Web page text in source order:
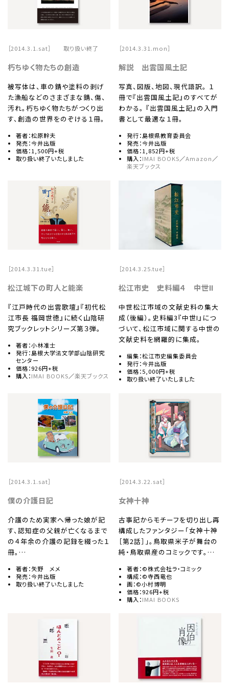
［2014.3.1.sat］ 取り扱い終了
朽ちゆく物たちの創造
被写体は、車の錆や塗料の剥げ
た漁船などのさまざまな錆、傷、
汚れ。朽ちゆく物たちがつくり出
す、創造の世界をのぞける１冊。
著者：松原幹夫
発売：今井出版
価格：1,500円+税
取り扱い終了いたしました
［2014.3.31.mon］
解説 出雲国風土記
写真、図版、地図、現代語訳。 １
冊で『出雲国風土記』のすべてが
わかる。 『出雲国風土記』の入門
書として最適な１冊。
発行：島根県教育委員会
発売：今井出版
価格：1,852円+税
購入：IMAI BOOKS／Amazon ／
楽天ブックス
［2014.3.31.tue］
松江城下の町人と能楽
『江戸時代の出雲歌壇』『初代松
江市長 福岡世徳』に続く山陰研
究ブックレットシリーズ第３弾。
著者：小林准士
発行：島根大学法文学部山陰研究
センター
価格：926円+税
購入：IMAI BOOKS／楽天ブックス
［2014.3.25.tue］
松江市史 史料編４ 中世Ⅱ
中世松江市域の文献史料の集大
成（後編）。史料編3『中世I』につ
づいて、松江市域に関する中世の
文献史料を網羅的に集成。
編集：松江市史編集委員会
発行：今井出版
価格：5,000円+税
取り扱い終了いたしました
［2014.3.1.sat］
僕の介護日記
介護のため実家へ帰った娘が記
す、認知症の父親が亡くなるまで
の４年余の介護の記録を綴った１
冊。…
著者：矢野 メメ
発売：今井出版
取り扱い終了いたしました
［2014.3.22.sat］
女神十神
古事記からモチーフを切り出し再
構成したファンタジー「女神十神
［第2話］」。鳥取県米子が舞台の
純・鳥取県産のコミックです。…
著者：©株式会社ラ・コミック
構成：©寺西竜也
画：©小村博明
価格：926円+税
購入：IMAI BOOKS